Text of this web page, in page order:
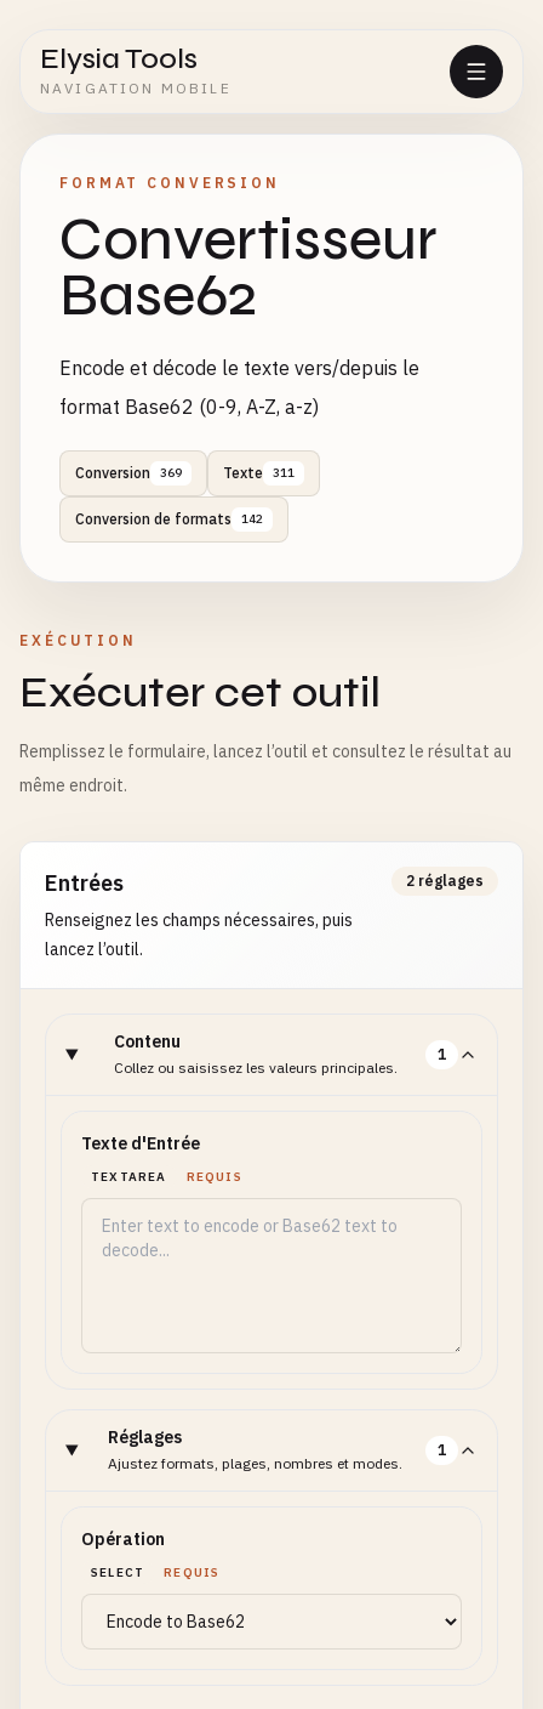
Elysia Tools
NAVIGATION MOBILE
FORMAT CONVERSION
Convertisseur
Base62
Encode et décode le texte vers/depuis le
format Base62 (0-9, A-Z, a-z)
Conversion 369 Texte 311
Conversion de formats 142
EXÉCUTION
Exécuter cet outil
Remplissez le formulaire, lancez l’outil et consultez le résultat au
même endroit.
Entrées
Renseignez les champs nécessaires, puis
lancez l’outil.
2 réglages
Contenu
Collez ou saisissez les valeurs principales.
1
Texte d'Entrée
TEXTAREA REQUIS
Réglages
Ajustez formats, plages, nombres et modes.
1
Opération
SELECT REQUIS